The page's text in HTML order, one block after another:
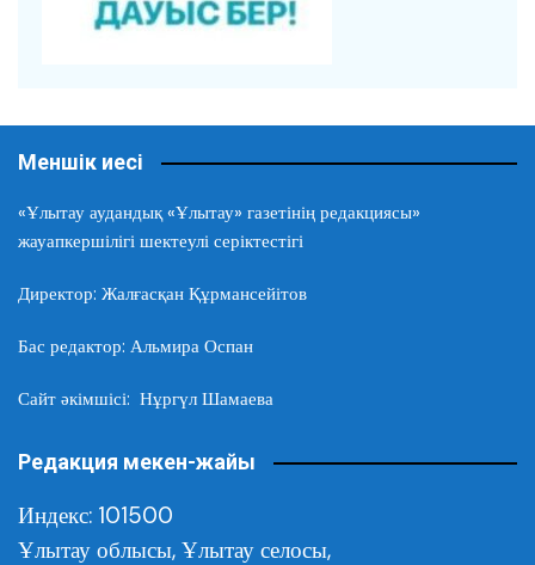
Меншік иесі
«Ұлытау аудандық «Ұлытау» газетінің редакциясы»
жауапкершілігі шектеулі серіктестігі
Директор: Жалғасқан Құрмансейітов
Бас редактор: Альмира Оспан
Сайт әкімшісі: Нұргүл Шамаева
Редакция мекен-жайы
Индекс: 101500
Ұлытау облысы, Ұлытау селосы,